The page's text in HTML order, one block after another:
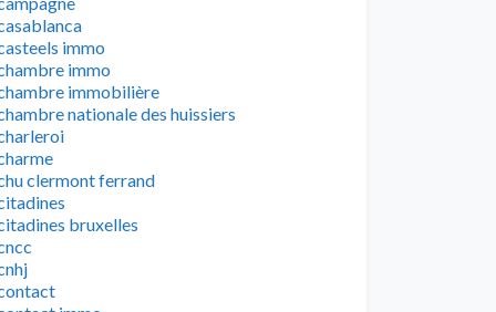
immo
immo
immobilière
nationale des huissiers
clermont ferrand
bruxelles